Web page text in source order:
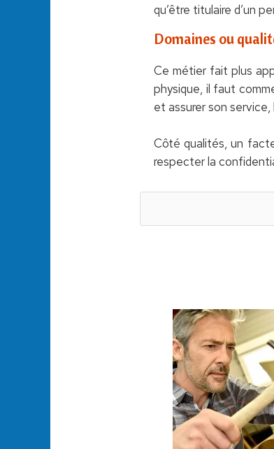
qu’être titulaire d’un
Domaines ou
Ce métier fait plus
physique, il faut
et assurer son service,
Côté qualités, un
respecter la